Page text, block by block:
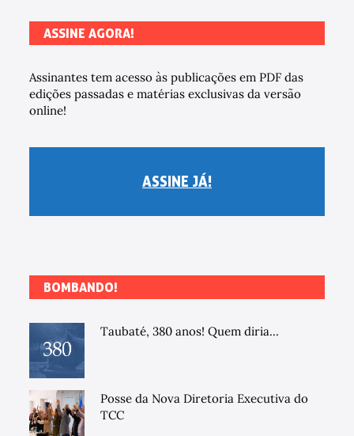
ASSINE AGORA!
Assinantes tem acesso às publicações em PDF das
edições passadas e matérias exclusivas da versão
online!
ASSINE JÁ!
BOMBANDO!
Taubaté, 380 anos! Quem diria...
Posse da Nova Diretoria Executiva do
TCC